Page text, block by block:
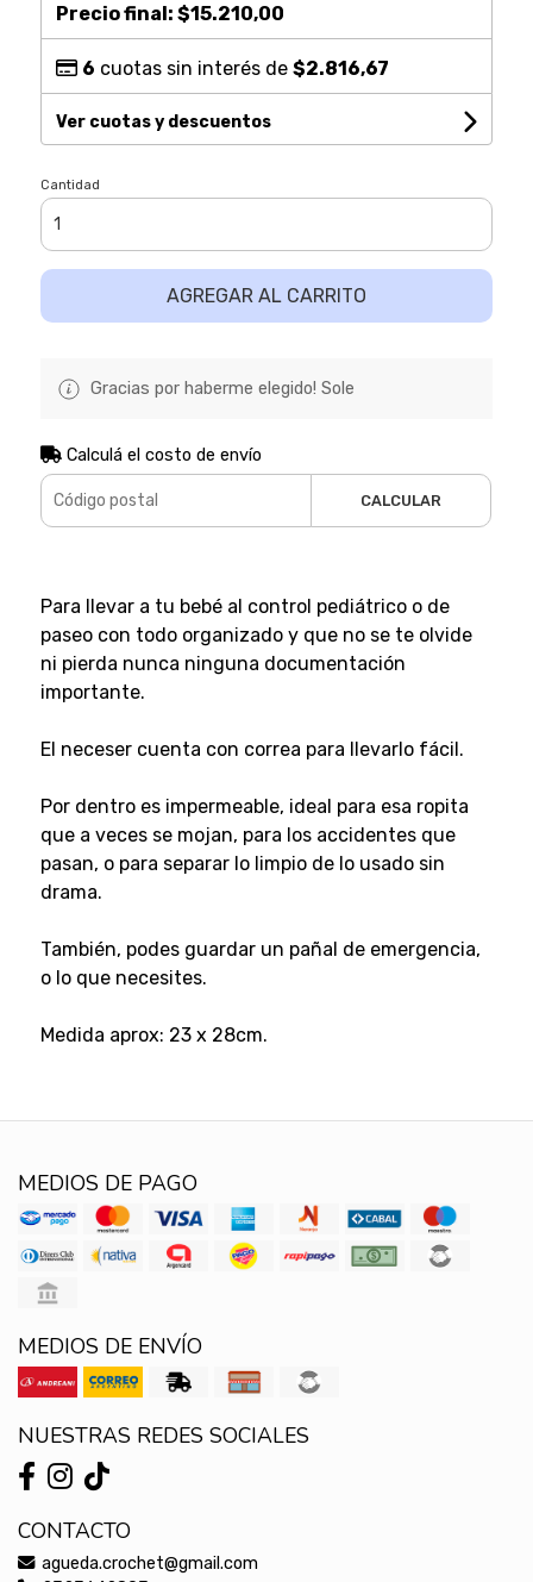
Precio final: $15.210,00
6 cuotas sin interés de $2.816,67
Ver cuotas y descuentos
Cantidad
AGREGAR AL CARRITO
Gracias por haberme elegido! Sole
Calculá el costo de envío
CALCULAR
Para llevar a tu bebé al control pediátrico o de
paseo con todo organizado y que no se te olvide
ni pierda nunca ninguna documentación
importante.
El neceser cuenta con correa para llevarlo fácil.
Por dentro es impermeable, ideal para esa ropita
que a veces se mojan, para los accidentes que
pasan, o para separar lo limpio de lo usado sin
drama.
También, podes guardar un pañal de emergencia,
o lo que necesites.
Medida aprox: 23 x 28cm.
MEDIOS DE PAGO
MEDIOS DE ENVÍO
NUESTRAS REDES SOCIALES
CONTACTO
agueda.crochet@gmail.com